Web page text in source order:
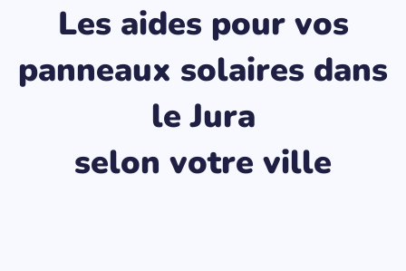
Les aides pour vos
panneaux solaires dans
le Jura
selon votre ville